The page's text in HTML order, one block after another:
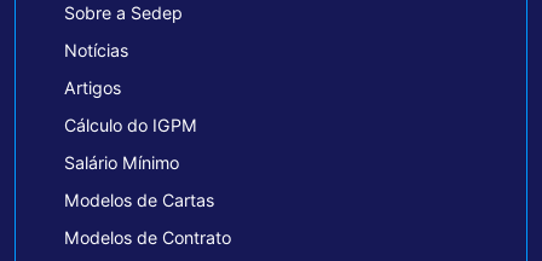
Sobre a Sedep
Notícias
Artigos
Cálculo do IGPM
Salário Mínimo
Modelos de Cartas
Modelos de Contrato